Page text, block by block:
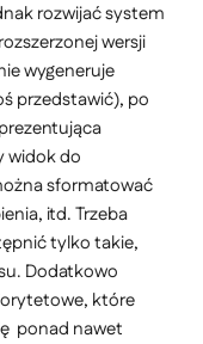
rozwijać system
wersji
wygeneruje
przedstawić), po
widok do
sformatować
itd. Trzeba
tylko takie,
Dodatkowo
które
ponad nawet